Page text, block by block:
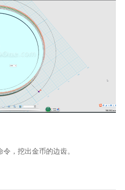
，挖出金币的边齿。